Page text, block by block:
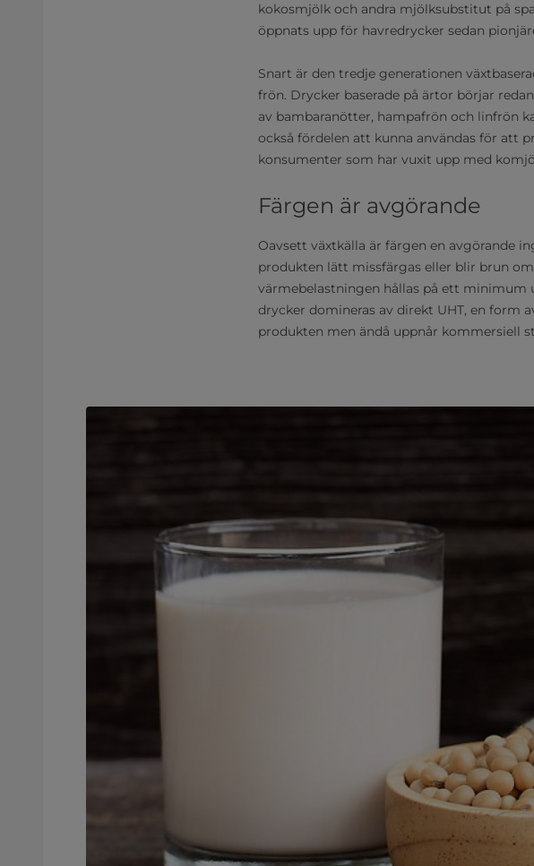
kokosmjölk och andra mjölksubstitut på
öppnats upp för havredrycker sedan
Snart är den tredje generationen
frön. Drycker baserade på ärtor börjar
av bambaranötter, hampafrön och linfrön
också fördelen att kunna användas för att
konsumenter som har vuxit upp med
Färgen är avgörande
Oavsett växtkälla är färgen en avgörande
produkten lätt missfärgas eller blir brun
värmebelastningen hållas på ett minimum
drycker domineras av direkt UHT, en form
produkten men ändå uppnår kommersiell